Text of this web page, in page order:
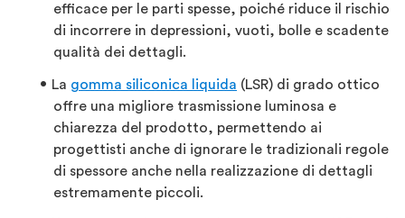
efficace per le parti spesse, poiché riduce il rischio
di incorrere in depressioni, vuoti, bolle e scadente
qualità dei dettagli.
La gomma siliconica liquida (LSR) di grado ottico
offre una migliore trasmissione luminosa e
chiarezza del prodotto, permettendo ai
progettisti anche di ignorare le tradizionali regole
di spessore anche nella realizzazione di dettagli
estremamente piccoli.